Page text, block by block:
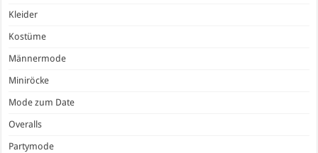
Kleider
Kostüme
Männermode
Miniröcke
Mode zum Date
Overalls
Partymode